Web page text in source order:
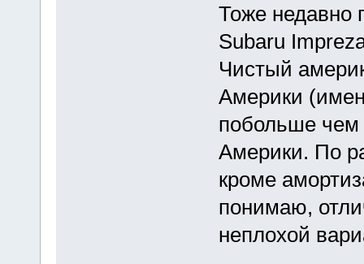
Тоже недавно
Subaru
Чистый
Америки
побольше чем
Америки. По
кроме
понимаю,
неплохой